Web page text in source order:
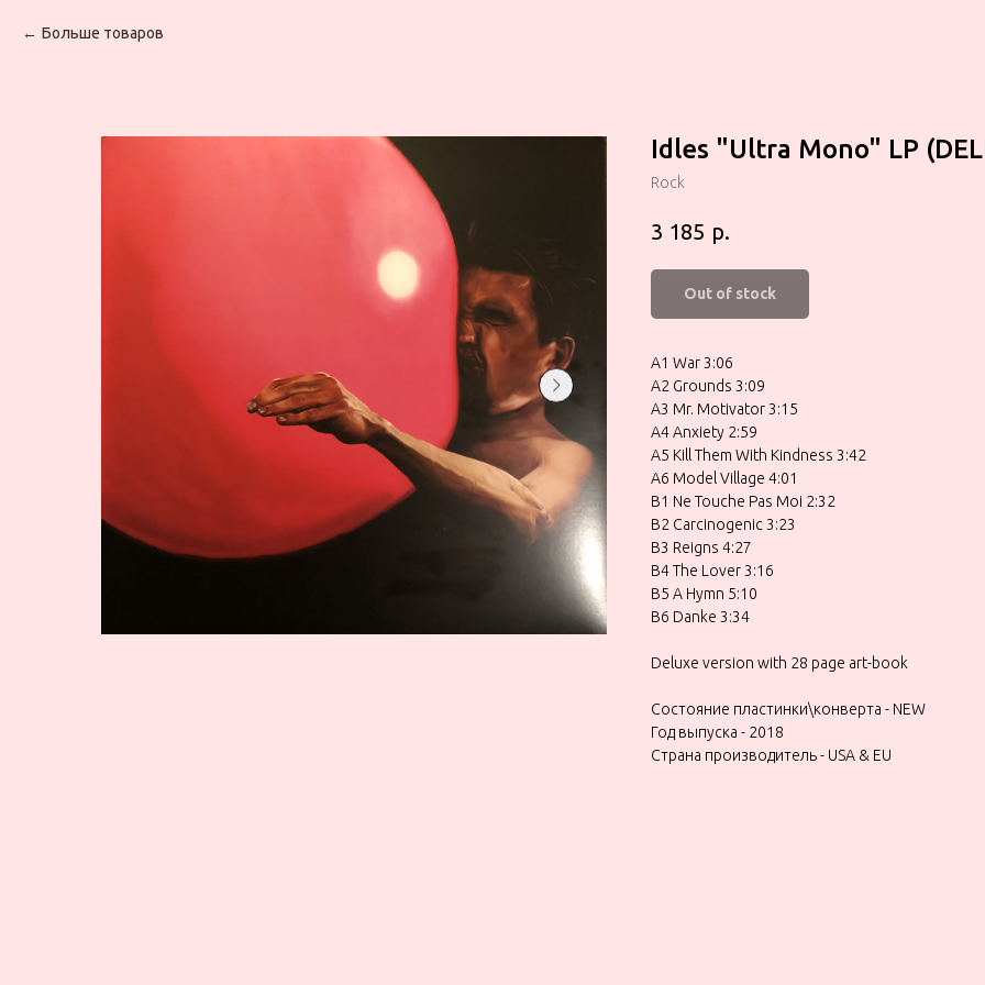
Больше товаров
Idles ‎"Ultra Mono" LP
Rock
3 185 р.
Out of stock
A1 War 3:06
A2 Grounds 3:09
A3 Mr. Motivator 3:15
A4 Anxiety 2:59
A5 Kill Them With Kindness 3:42
A6 Model Village 4:01
B1 Ne Touche Pas Moi 2:32
B2 Carcinogenic 3:23
B3 Reigns 4:27
B4 The Lover 3:16
B5 A Hymn 5:10
B6 Danke 3:34
Deluxe version with 28 page art-book
Состояние пластинки\конверта - NEW
Год выпуска - 2018
Страна производитель - USA & EU